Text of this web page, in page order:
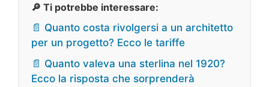
🔎 Ti potrebbe interessare:
📄 Quanto costa rivolgersi a un architetto
per un progetto? Ecco le tariffe
📄 Quanto valeva una sterlina nel 1920?
Ecco la risposta che sorprenderà